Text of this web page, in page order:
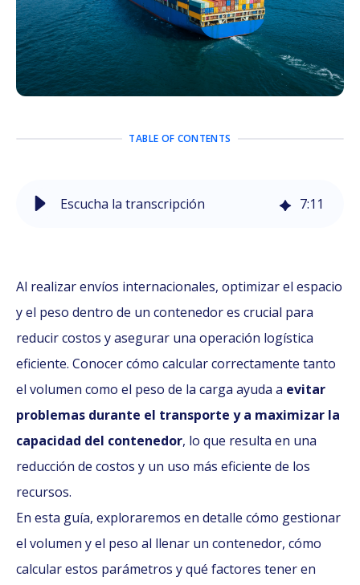
TABLE OF CONTENTS
Escucha la transcripción 7:11
Al realizar envíos internacionales, optimizar el espacio
y el peso dentro de un contenedor es crucial para
reducir costos y asegurar una operación logística
eficiente. Conocer cómo calcular correctamente tanto
el volumen como el peso de la carga ayuda a evitar
problemas durante el transporte y a maximizar la
capacidad del contenedor, lo que resulta en una
reducción de costos y un uso más eficiente de los
recursos.
En esta guía, exploraremos en detalle cómo gestionar
el volumen y el peso al llenar un contenedor, cómo
calcular estos parámetros y qué factores tener en